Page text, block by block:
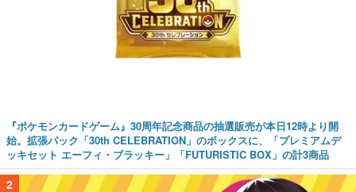
『ポケモンカードゲーム』30周年記念商品の抽選販売が本日12時より開
始。拡張パック「30th CELEBRATION」のボックスに、「プレミアムデ
ッキセット エーフィ・ブラッキー」「FUTURISTIC BOX」の計3商品
2